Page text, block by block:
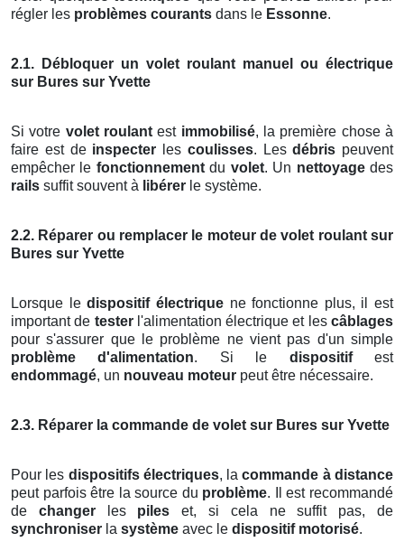
régler les problèmes courants dans le Essonne.
2.1. Débloquer un volet roulant manuel ou électrique
sur Bures sur Yvette
Si votre volet roulant est immobilisé, la première chose à
faire est de inspecter les coulisses. Lesdébris peuvent
empêcher le fonctionnementdu volet. Un nettoyagedes
rails suffit souvent à libérer le système.
2.2. Réparer ou remplacer le moteur de volet roulant sur
Bures sur Yvette
Lorsque ledispositif électriquene fonctionne plus, il est
important de testerl'alimentation électrique et lescâblages
pour s'assurer que le problème ne vient pas d'un simple
problème d'alimentation. Si le dispositifest
endommagé, un nouveau moteur peut être nécessaire.
2.3. Réparer la commande de volet sur Bures sur Yvette
Pour les dispositifs électriques, lacommande à distance
peut parfois être la source du problème. Il est recommandé
de changerles piles et, si cela ne suffit pas, de
synchroniser la système avec le dispositif motorisé.